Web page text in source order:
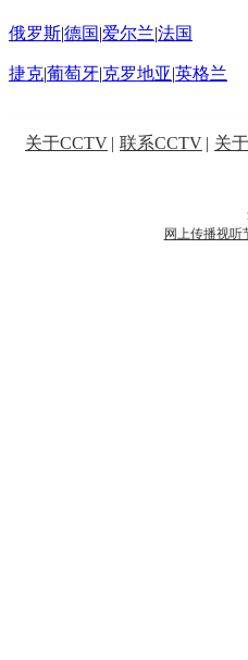
俄罗斯|德国|爱尔兰|法国
捷克|葡萄牙|克罗地亚|英格兰
关于CCTV | 联系CCTV | 关
网上传播视听